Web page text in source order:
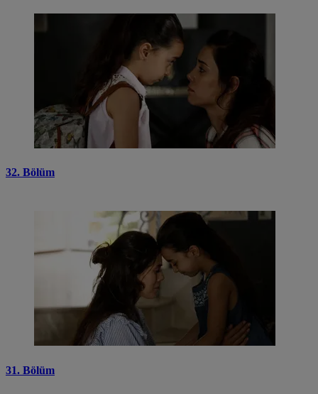
32. Bölüm
31. Bölüm